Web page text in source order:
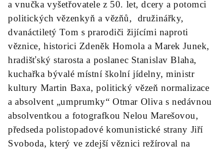
a vnučka vyšetřovatele z 50. let, dcery a potomci
politických vězenkyň a vězňů, družinářky,
dvanáctiletý Tom s prarodiči žijícími naproti
věznice, historici Zdeněk Homola a Marek Junek,
hradišťský starosta a poslanec Stanislav Blaha,
kuchařka bývalé místní školní jídelny, ministr
kultury Martin Baxa, politický vězeň normalizace
a absolvent „umprumky“ Otmar Oliva s nedávnou
absolventkou a fotografkou Nelou Marešovou,
předseda polistopadové komunistické strany Jiří
Svoboda, který ve zdejší věznici režíroval na